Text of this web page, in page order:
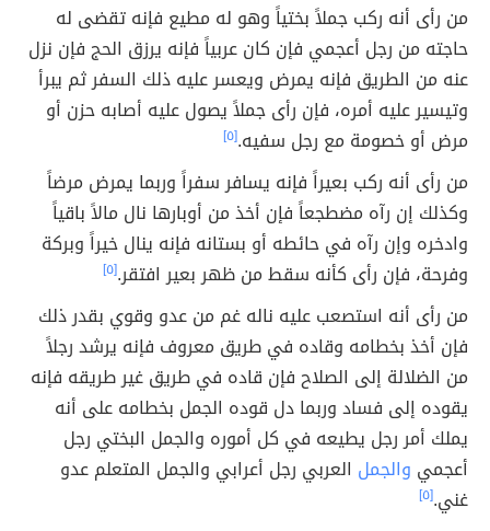
من رأى أنه ركب جملاً بختياً وهو له مطيع فإنه تقضى له
حاجته من رجل أعجمي فإن كان عربياً فإنه يرزق الحج فإن نزل
عنه من الطريق فإنه يمرض ويعسر عليه ذلك السفر ثم يبرأ
وتيسير عليه أمره، فإن رأى جملاً يصول عليه أصابه حزن أو
مرض أو خصومة مع رجل سفيه.[٥]
من رأى أنه ركب بعيراً فإنه يسافر سفراً وربما يمرض مرضاً
وكذلك إن رآه مضطجعاً فإن أخذ من أوبارها نال مالاً باقياً
وادخره وإن رآه في حائطه أو بستانه فإنه ينال خيراً وبركة
وفرحة، فإن رأى كأنه سقط من ظهر بعير افتقر.[٥]
من رأى أنه استصعب عليه ناله غم من عدو وقوي بقدر ذلك
فإن أخذ بخطامه وقاده في طريق معروف فإنه يرشد رجلاً
من الضلالة إلى الصلاح فإن قاده في طريق غير طريقه فإنه
يقوده إلى فساد وربما دل قوده الجمل بخطامه على أنه
يملك أمر رجل يطيعه في كل أموره والجمل البختي رجل
أعجمي والجمل العربي رجل أعرابي والجمل المتعلم عدو
غني.[٥]